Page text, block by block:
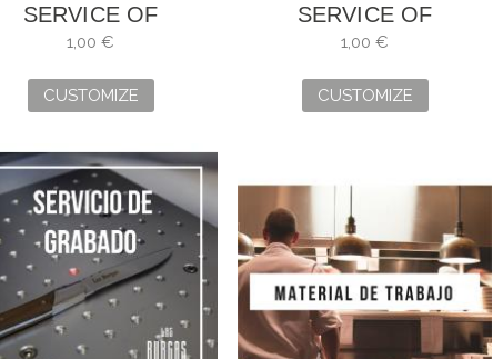
SERVICE OF
ENGRAVING
1,00 €
CUSTOMIZE
SERVICE OF
ENGRAVING
1,00 €
CUSTOMIZE